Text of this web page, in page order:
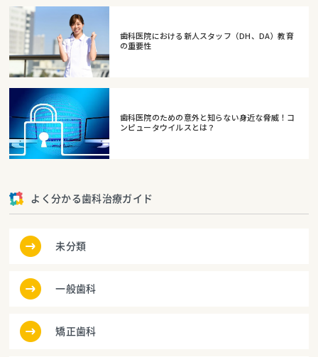
歯科医院における新人スタッフ（DH、DA）教育
の重要性
歯科医院のための意外と知らない身近な脅威！コ
ンピュータウイルスとは？
よく分かる歯科治療ガイド
未分類
一般歯科
矯正歯科